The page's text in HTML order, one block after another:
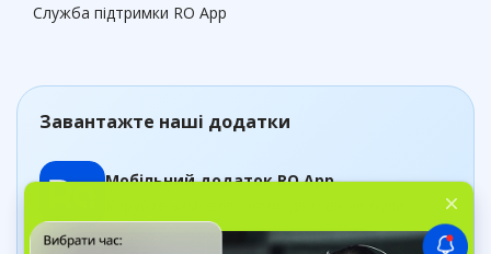
Служба підтримки RO App
Завантажте наші додатки
Мобільний додаток RO App